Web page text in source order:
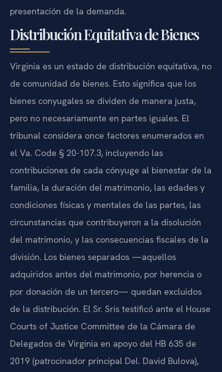
presentación de la demanda.
Distribución Equitativa de Bienes
Virginia es un estado de distribución equitativa, no
de comunidad de bienes. Esto significa que los
bienes conyugales se dividen de manera justa,
pero no necesariamente en partes iguales. El
tribunal considera once factores enumerados en
el Va. Code § 20-107.3, incluyendo las
contribuciones de cada cónyuge al bienestar de la
familia, la duración del matrimonio, las edades y
condiciones físicas y mentales de las partes, las
circunstancias que contribuyeron a la disolución
del matrimonio, y las consecuencias fiscales de la
división. Los bienes separados —aquellos
adquiridos antes del matrimonio, por herencia o
por donación de un tercero— quedan excluidos
de la distribución. El Sr. Sris testificó ante el House
Courts of Justice Committee de la Cámara de
Delegados de Virginia en apoyo del HB 635 de
2019 (patrocinador principal Del. David Bulova),